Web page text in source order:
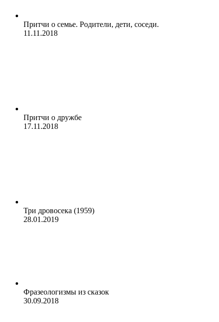
Притчи о семье. Родители, дети, соседи.
11.11.2018
Притчи о дружбе
17.11.2018
Три дровосека (1959)
28.01.2019
Фразеологизмы из сказок
30.09.2018